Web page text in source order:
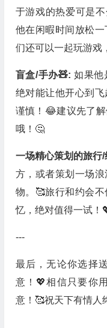
于游戏的热爱可是
他在闲暇时间放松
们还可以一起玩游戏
盲盒/手办🧸:如果他
绝对能让他开心到
谨慎！😂建议先了
哦！🤔
一场精心策划的旅
方，或者策划一场
物。🥰旅行和约会
忆，绝对值得一试！
---
最后，无论你选择
意！💖相信只要你
意！🥰祝天下有情人